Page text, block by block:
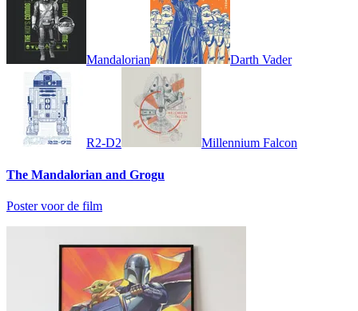
Mandalorian Darth Vader
R2-D2 Millennium Falcon
The Mandalorian and Grogu
Poster voor de film